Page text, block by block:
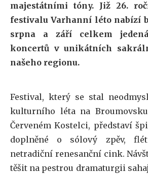
majestátními tóny. Již 26.
festivalu Varhanní léto nabízí
srpna a září celkem
koncertů v unikátních
našeho regionu.
Festival, který se stal
kulturního léta na
Červeném Kostelci, představí
doplněné o sólový zpěv,
netradiční renesanční cink.
těšit na pestrou dramaturgii